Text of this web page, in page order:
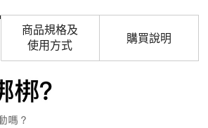
商品規格及
使用方式
購買說明